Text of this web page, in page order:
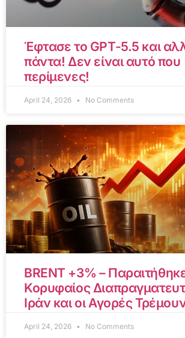
Έφτασε το GPT-5.5 και
πάντα! Δεν είναι αυτό που
περίμενες!
April 24, 2026 No Comments
BRENT +3% –
Κορυφαίος
Ιράν και οι Αγορές
April 24, 2026 No Comments